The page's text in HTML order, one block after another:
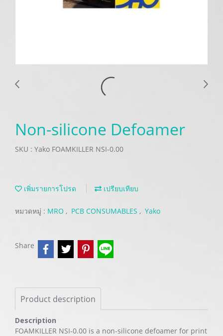
Non-silicone Defoamer
SKU : Yako FOAMKILLER NSI-0.00
เพิ่มรายการโปรด เปรียบเทียบ
หมวดหมู่ : MRO , PCB CONSUMABLES , Yako
Share
Product description
Description
FOAMKILLER NSI-0.00 is a non-silicone defoamer for print